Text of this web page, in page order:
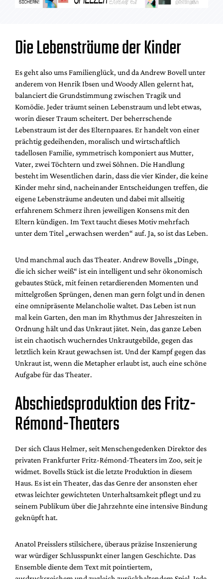
Die Lebensträume der Kinder
Es geht also ums Familienglück, und da Andrew Bovell unter
anderem von Henrik Ibsen und Woody Allen gelernt hat,
balanciert die Grundstimmung zwischen Tragik und
Komödie. Jeder träumt seinen Lebenstraum und lebt etwas,
worin dieser Traum scheitert. Der beherrschende
Lebenstraum ist der des Elternpaares. Er handelt von einer
prächtig gedeihenden, moralisch und wirtschaftlich
tadellosen Familie, symmetrisch komponiert aus Mutter,
Vater, zwei Töchtern und zwei Söhnen. Die Handlung
besteht im Wesentlichen darin, dass die vier Kinder, die keine
Kinder mehr sind, nacheinander Entscheidungen treffen, die
eigene Lebensträume andeuten und dabei mit allseitig
erfahrenem Schmerz ihren jeweiligen Konsens mit den
Eltern kündigen. Im Text taucht dieses Motiv mehrfach
unter dem Titel „erwachsen werden“ auf. Ja, so ist das Leben.
Und manchmal auch das Theater. Andrew Bovells „Dinge,
die ich sicher weiß“ ist ein intelligent und sehr ökonomisch
gebautes Stück, mit feinen retardierenden Momenten und
mittelgroßen Sprüngen, denen man gern folgt und in denen
eine omnipräsente Melancholie waltet. Das Leben ist nun
mal kein Garten, den man im Rhythmus der Jahreszeiten in
Ordnung hält und das Unkraut jätet. Nein, das ganze Leben
ist ein chaotisch wucherndes Unkrautgebilde, gegen das
letztlich kein Kraut gewachsen ist. Und der Kampf gegen das
Unkraut ist, wenn die Metapher erlaubt ist, auch eine schöne
Aufgabe für das Theater.
Abschiedsproduktion des Fritz-
Rémond-Theaters
Der sich Claus Helmer, seit Menschengedenken Direktor des
privaten Frankfurter Fritz-Rémond-Theaters im Zoo, seit je
widmet. Bovells Stück ist die letzte Produktion in diesem
Haus. Es ist ein Theater, das das Genre der ansonsten eher
etwas leichter gewichteten Unterhaltsamkeit pflegt und zu
seinem Publikum über die Jahrzehnte eine intensive Bindung
geknüpft hat.
Anatol Preisslers stilsichere, überaus präzise Inszenierung
war würdiger Schlusspunkt einer langen Geschichte. Das
Ensemble diente dem Text mit pointiertem,